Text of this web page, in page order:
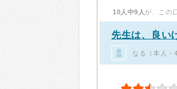
10人中9人 が、この
先生は、良い
なる（本人・